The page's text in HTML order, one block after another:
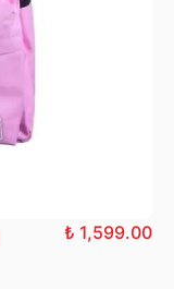
₺ 1,599.00